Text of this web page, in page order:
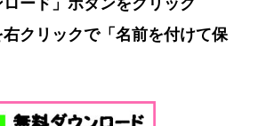
右クリックで「名前を付けて保